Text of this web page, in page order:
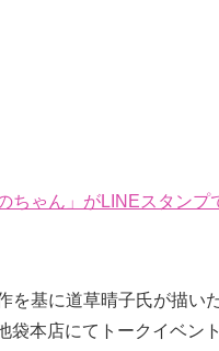
ちゃん」がLINEスタンプ
を基に道草晴子氏が描い
袋本店にてトークイベン